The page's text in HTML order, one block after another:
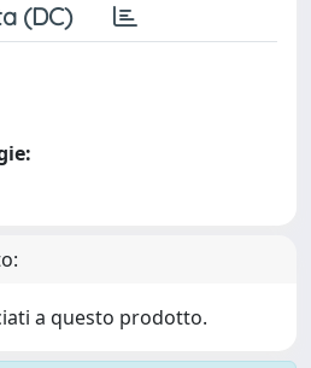
(DC)
a questo prodotto.